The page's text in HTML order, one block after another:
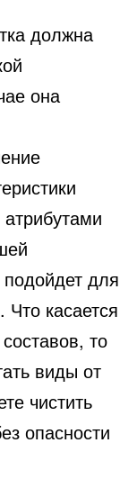
должна
она
для
касается
то
виды от
чистить
опасности